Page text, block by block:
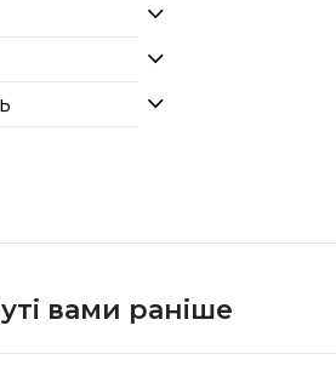
вами раніше